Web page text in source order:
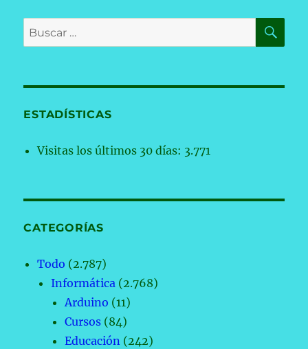
Buscar
por:
ESTADÍSTICAS
Visitas los últimos 30 días: 3.771
CATEGORÍAS
Todo (2.787)
Informática (2.768)
Arduino (11)
Cursos (84)
Educación (242)